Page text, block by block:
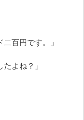
百円です。」
よね？」